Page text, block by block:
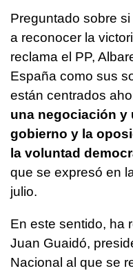
Preguntado sobre
a reconocer la
reclama el PP,
España como sus
están centrados
una negociación y
gobierno y la
la voluntad
que se expresó en
julio.
En este sentido, ha
Juan Guaidó,
Nacional al que se